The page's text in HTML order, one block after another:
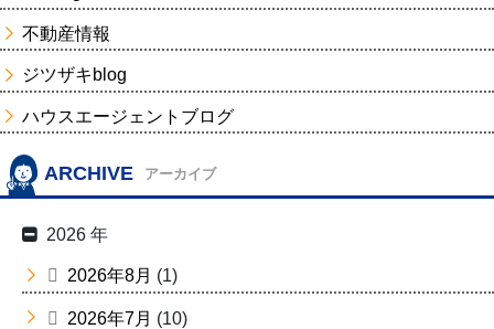
不動産情報
ジツザキblog
ハウスエージェントブログ
ARCHIVE アーカイブ
2026 年
2026年8月 (1)
2026年7月 (10)